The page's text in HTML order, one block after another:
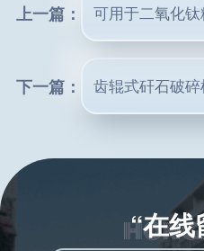
上一篇： 可用于二氧化
下一篇： 齿辊式矸石破
“在线